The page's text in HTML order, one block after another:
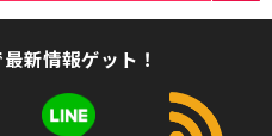
新情報ゲット！